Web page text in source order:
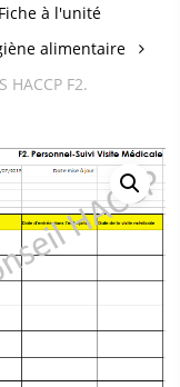
à l'unité
alimentaire
HACCP F2.